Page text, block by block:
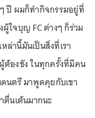
ปี ผมก็ทำกิจกรรมอยู่ที่
ใจบุญ FC ต่างๆ ก็ร่วม
านี้มันเป็นสิ่งที่เรา
ต้องขัง ในทุกครั้งที่มีคน
ดนตรี มาพูดคุยกับเขา
ตื่นเต้นมากนะ